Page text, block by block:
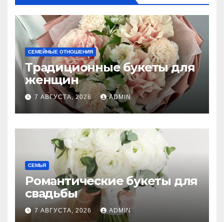
СЕМЕЙНЫЕ ОТНОШЕНИЯ
Традиционные букеты для
женщин
7 АВГУСТА, 2026 ADMIN
СЕМЬЯ
Романтические букеты для
свадьбы
7 АВГУСТА, 2026 ADMIN